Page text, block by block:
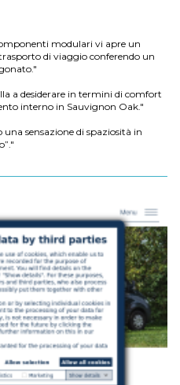
modulari vi apre un
di viaggio conferendo un
a desiderare in termini di comfort
interno in Sauvignon Oak."
sensazione di spaziosità in